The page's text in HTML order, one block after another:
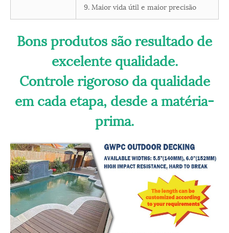
9. Maior vida útil e maior precisão
Bons produtos são resultado de
excelente qualidade.
Controle rigoroso da qualidade
em cada etapa, desde a matéria-
prima.